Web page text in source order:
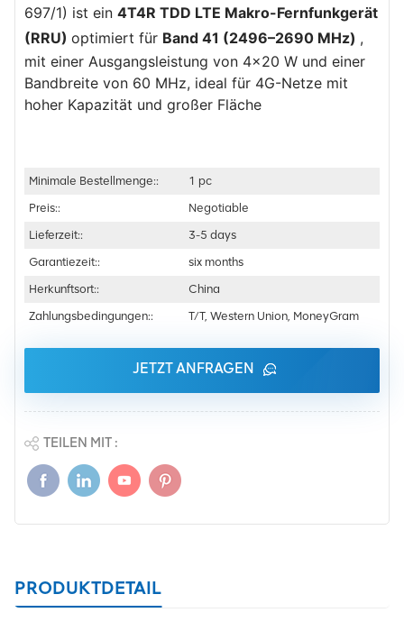
697/1) ist ein 4T4R TDD LTE Makro-Fernfunkgerät
(RRU) optimiert für Band 41 (2496–2690 MHz) ,
mit einer Ausgangsleistung von 4×20 W und einer
Bandbreite von 60 MHz, ideal für 4G-Netze mit
hoher Kapazität und großer Fläche
Minimale Bestellmenge::
1 pc
Preis::
Negotiable
Lieferzeit::
3-5 days
Garantiezeit::
six months
Herkunftsort::
China
Zahlungsbedingungen::
T/T, Western Union, MoneyGram
JETZT ANFRAGEN
TEILEN MIT :
PRODUKTDETAIL